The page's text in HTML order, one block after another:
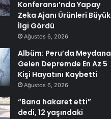
Konferansı’nda Yapay
Zeka Ajanı Ürünleri Büyük
İlgi Gördü
Ağustos 6, 2026
Albüm: Peru’da Meydana
Gelen Depremde En Az 5
Kişi Hayatını Kaybetti
Ağustos 6, 2026
“Bana hakaret etti”
dedi, 12 yaşındaki